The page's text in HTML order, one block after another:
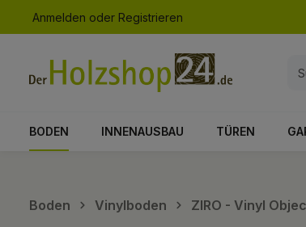
Zur Hauptnavigation springen
Anmelden oder Registrieren
BODEN INNENAUSBAU TÜREN
Boden Vinylboden ZIRO - Vinyl